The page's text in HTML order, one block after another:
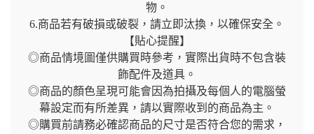
物。
6.商品若有破損或破裂，請立即汰換，以確保安全。
【貼心提醒】
◎商品情境圖僅供購買時參考，實際出貨時不包含裝
飾配件及道具。
◎商品的顏色呈現可能會因為拍攝及每個人的電腦螢
幕設定而有所差異，請以實際收到的商品為主。
◎購買前請務必確認商品的尺寸是否符合您的需求，